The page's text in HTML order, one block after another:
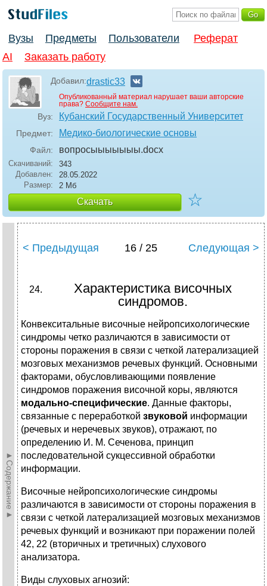
Вузы Предметы Пользователи
Реферат
AI
Заказать работу
Добавил:drastic33
Опубликованный материал нарушает ваши авторские
права? Сообщите нам.
Вуз: Кубанский Государственный Университет
Предмет: Медико-биологические основы
Файл: вопросыыыыыыы.docx
Скачиваний:
343
Добавлен:
28.05.2022
Размер:
2 Мб
Скачать ☆
►Содержание►
< Предыдущая 16 / 25 Следующая >
Характеристика височных
синдромов.
Конвекситальные височные нейропсихологические
синдромы четко различаются в зависимости от
стороны поражения в связи с четкой латерализацией
мозговых механизмов речевых функций. Основными
факторами, обусловливающими появление
синдромов поражения височной коры, являются
модально-специфические. Данные факторы,
связанные с переработкой звуковой информации
(речевых и неречевых звуков), отражают, по
определению И. М. Сеченова, принцип
последовательной сукцессивной обработки
информации.
Височные нейропсихологические синдромы
различаются в зависимости от стороны поражения в
связи с четкой латерализацией мозговых механизмов
речевых функций и возникают при поражении полей
42, 22 (вторичных и третичных) слухового
анализатора.
Виды слуховых агнозий: